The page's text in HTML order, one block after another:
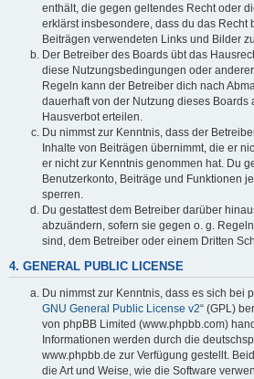
enthält, die gegen geltendes Recht oder
erklärst insbesondere, dass du das Recht
Beiträgen verwendeten Links und Bilder
Der Betreiber des Boards übt das
diese Nutzungsbedingungen oder
Regeln kann der Betreiber dich nach
dauerhaft von der Nutzung dieses Boards
Hausverbot erteilen.
Du nimmst zur Kenntnis, dass der
Inhalte von Beiträgen übernimmt, die er
er nicht zur Kenntnis genommen hat. Du
Benutzerkonto, Beiträge und Funktionen
sperren.
Du gestattest dem Betreiber darüber
abzuändern, sofern sie gegen o. g.
sind, dem Betreiber oder einem Dritten
4. GENERAL PUBLIC LICENSE
Du nimmst zur Kenntnis, dass es sich bei
GNU General Public License v2“ (GPL)
von phpBB Limited (www.phpbb.com)
Informationen werden durch die
www.phpbb.de zur Verfügung gestellt.
die Art und Weise, wie die Software